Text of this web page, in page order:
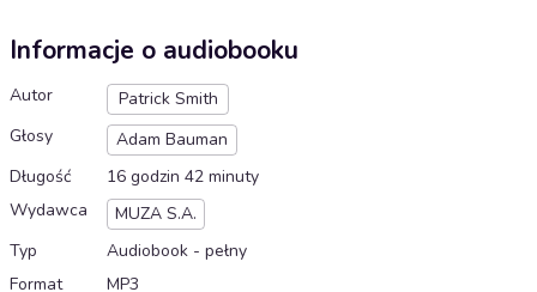
Informacje o audiobooku
Autor
Patrick Smith
Głosy
Adam Bauman
Długość
16 godzin 42 minuty
Wydawca
MUZA S.A.
Typ
Audiobook - pełny
Format
MP3